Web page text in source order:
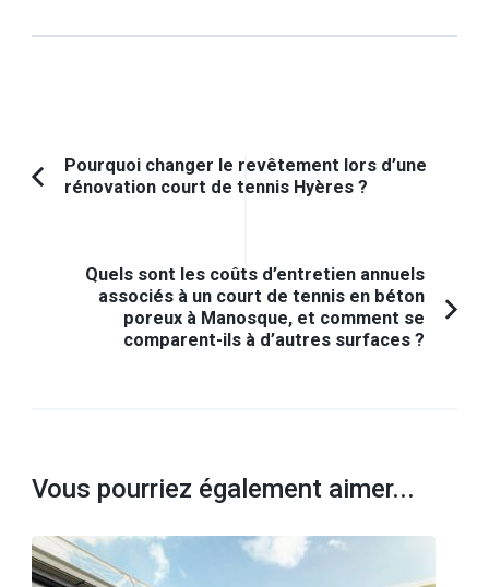
Navigation
d'article
Article
Pourquoi changer le revêtement lors d’une
rénovation court de tennis Hyères ?
Quels sont les coûts d’entretien annuels
associés à un court de tennis en béton
poreux à Manosque, et comment se
comparent-ils à d’autres surfaces ?
Vous pourriez également aimer...